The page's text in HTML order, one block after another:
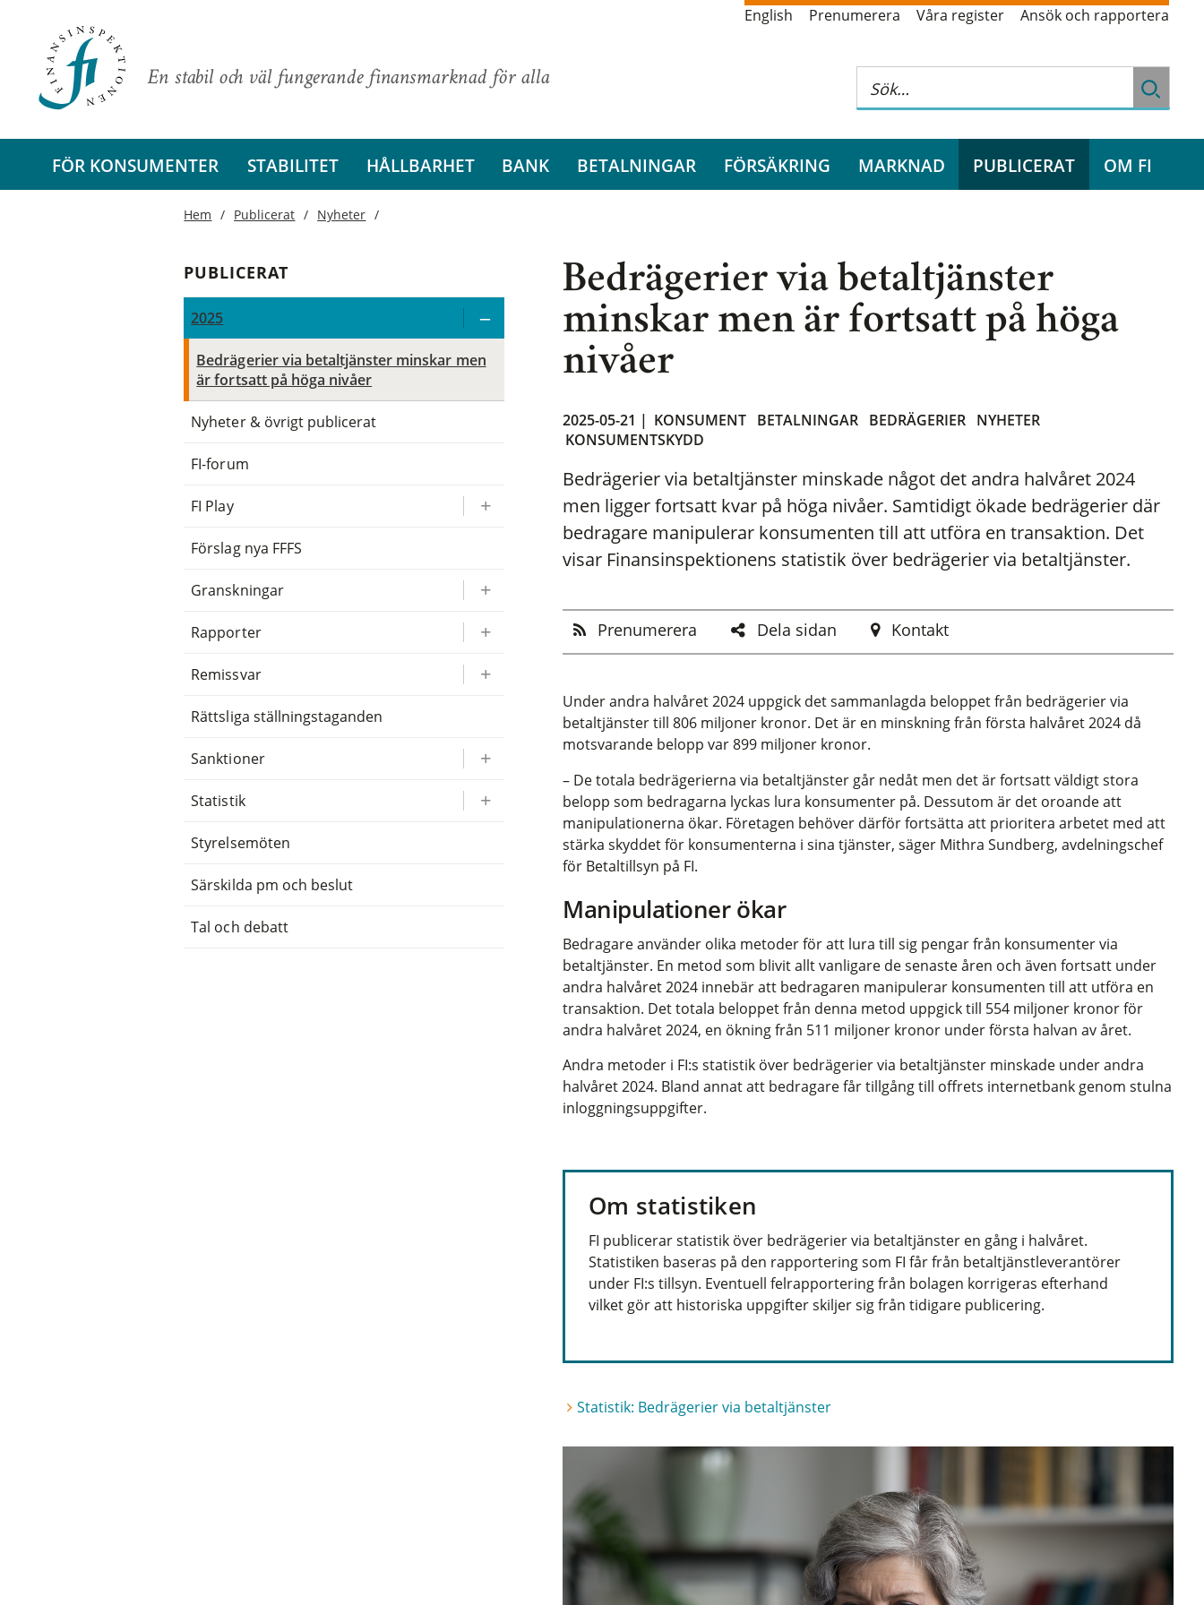
En stabil och väl fungerande finansmarknad för alla
English Prenumerera Våra register Ansök och rapportera
FÖR KONSUMENTER STABILITET HÅLLBARHET BANK BETALNINGAR FÖRSÄKRING MARKNAD PUBLICERAT OM FI
Bedrägerier via betaltjänster
minskar men är fortsatt på höga
nivåer
2025-05-21 | KONSUMENT BETALNINGAR BEDRÄGERIER NYHETER
KONSUMENTSKYDD
Bedrägerier via betaltjänster minskade något det andra halvåret 2024
men ligger fortsatt kvar på höga nivåer. Samtidigt ökade bedrägerier där
bedragare manipulerar konsumenten till att utföra en transaktion. Det
visar Finansinspektionens statistik över bedrägerier via betaltjänster.
Prenumerera Dela sidan Kontakt
Under andra halvåret 2024 uppgick det sammanlagda beloppet från bedrägerier via
betaltjänster till 806 miljoner kronor. Det är en minskning från första halvåret 2024 då
motsvarande belopp var 899 miljoner kronor.
– De totala bedrägerierna via betaltjänster går nedåt men det är fortsatt väldigt stora
belopp som bedragarna lyckas lura konsumenter på. Dessutom är det oroande att
manipulationerna ökar. Företagen behöver därför fortsätta att prioritera arbetet med att
stärka skyddet för konsumenterna i sina tjänster, säger Mithra Sundberg, avdelningschef
för Betaltillsyn på FI.
Manipulationer ökar
Bedragare använder olika metoder för att lura till sig pengar från konsumenter via
betaltjänster. En metod som blivit allt vanligare de senaste åren och även fortsatt under
andra halvåret 2024 innebär att bedragaren manipulerar konsumenten till att utföra en
transaktion. Det totala beloppet från denna metod uppgick till 554 miljoner kronor för
andra halvåret 2024, en ökning från 511 miljoner kronor under första halvan av året.
Andra metoder i FI:s statistik över bedrägerier via betaltjänster minskade under andra
halvåret 2024. Bland annat att bedragare får tillgång till offrets internetbank genom stulna
inloggningsuppgifter.
Om statistiken
FI publicerar statistik över bedrägerier via betaltjänster en gång i halvåret.
Statistiken baseras på den rapportering som FI får från betaltjänstleverantörer
under FI:s tillsyn. Eventuell felrapportering från bolagen korrigeras efterhand
vilket gör att historiska uppgifter skiljer sig från tidigare publicering.
Statistik: Bedrägerier via betaltjänster
Hem Publicerat Nyheter
PUBLICERAT
2025
Bedrägerier via betaltjänster minskar men
är fortsatt på höga nivåer
Nyheter & övrigt publicerat
FI-forum
FI Play
Förslag nya FFFS
Granskningar
Rapporter
Remissvar
Rättsliga ställningstaganden
Sanktioner
Statistik
Styrelsemöten
Särskilda pm och beslut
Tal och debatt